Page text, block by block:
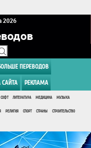
2026
ПЕРЕВОДОВ
САЙТА РЕКЛАМА
СОФТ ЛИТЕРАТУРА МЕДИЦИНА МУЗЫКА
РЕЛИГИЯ СПОРТ СТРАНЫ СТРОИТЕЛЬСТВО